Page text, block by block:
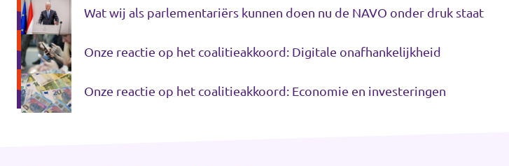
Contact
Sprekersaanvraag
Volt There - Buitenlandstichting Volt
Charge - Wetenschappelijk Platform Volt
Wat wij als parlementariërs kunnen doen nu de NAVO onder druk staat
Onze reactie op het coalitieakkoord: Digitale onafhankelijkheid
Onze reactie op het coalitieakkoord: Economie en investeringen